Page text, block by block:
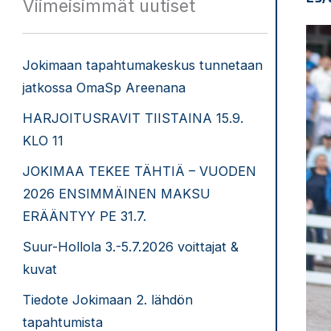
Viimeisimmät uutiset
Jokimaan tapahtumakeskus tunnetaan
jatkossa OmaSp Areenana
HARJOITUSRAVIT TIISTAINA 15.9.
KLO 11
JOKIMAA TEKEE TÄHTIÄ – VUODEN
2026 ENSIMMÄINEN MAKSU
ERÄÄNTYY PE 31.7.
Suur-Hollola 3.-5.7.2026 voittajat &
kuvat
Tiedote Jokimaan 2. lähdön
tapahtumista